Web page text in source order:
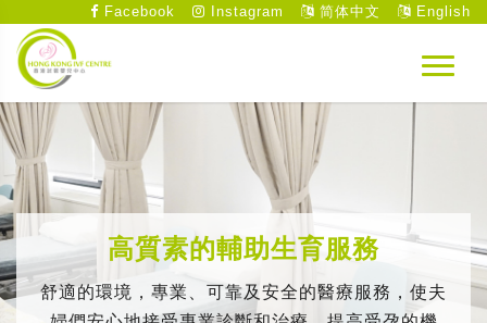
Facebook Instagram 简体中文 English
高質素的輔助生育服務
舒適的環境，專業、可靠及安全的醫療服務，使夫